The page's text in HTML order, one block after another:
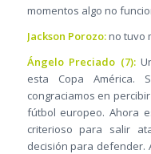
momentos algo no
Jackson Porozo:no tuvo
Ángelo Preciado (7):
esta Copa América.
congraciamos en
fútbol europeo. Ahora
criterioso para salir
decisión para defender.